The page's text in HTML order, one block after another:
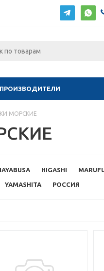
ПРОИЗВОДИТЕЛИ
МОРСКИЕ
HIGASHI
YAMASHITA РОССИЯ